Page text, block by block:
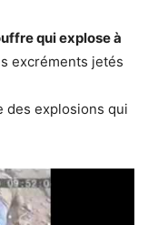
qui explose à
excréments jetés
des explosions qui